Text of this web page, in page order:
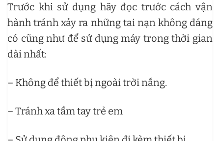
Trước khi sử dụng hãy đọc trước cách vận
hành tránh xảy ra những tai nạn không đáng
có cũng như để sử dụng máy trong thời gian
dài nhất:
– Không để thiết bị ngoài trời nắng.
– Tránh xa tầm tay trẻ em